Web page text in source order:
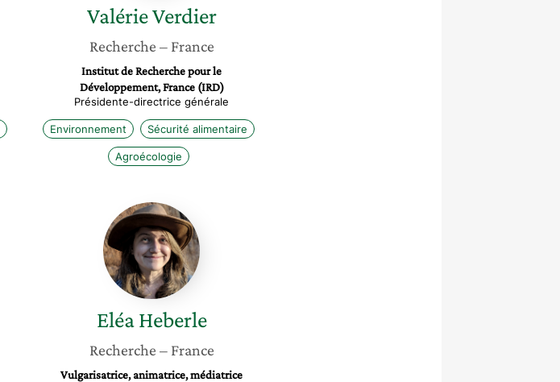
ValérieVerdier
Recherche – France
Institut de Recherche pour le
Développement, France (IRD)
Présidente-directrice générale
Environnement Sécurité alimentaire
Agroécologie
Eléa
Heberle
Eléa Heberle
Recherche – France
Vulgarisatrice, animatrice, médiatrice